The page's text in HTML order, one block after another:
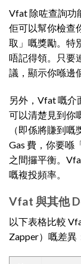
Vfat 除咗查詢功
佢可以幫你檢查
取」嘅獎勵。特
唔記得領。只要
議，顯示你喺邊
另外，Vfat 嘅介
可以清楚見到你
（即係將賺到
Gas 費，你要喺
之間攞平衡。
嘅複投頻率。
Vfat 與其他
以下表格比較
Zapper）嘅差異